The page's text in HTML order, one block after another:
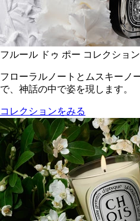
フルール ドゥ ポー コレクション
フローラルノートとムスキーノ
で、神話の中で姿を現します。
コレクションをみる